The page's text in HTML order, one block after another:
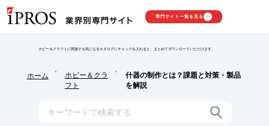
専門サイト一覧を見る
ホビー＆クラフトに関連する気になるカタログにチェックを入れると、まとめてダウンロードいただけます。
ホーム
>
ホビー＆クラ
フト
>
什器の制作とは？課題と対策・製品
を解説